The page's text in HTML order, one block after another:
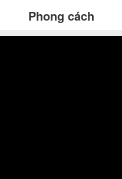
Phong cách